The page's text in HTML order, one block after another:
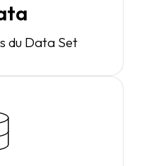
du Data Set